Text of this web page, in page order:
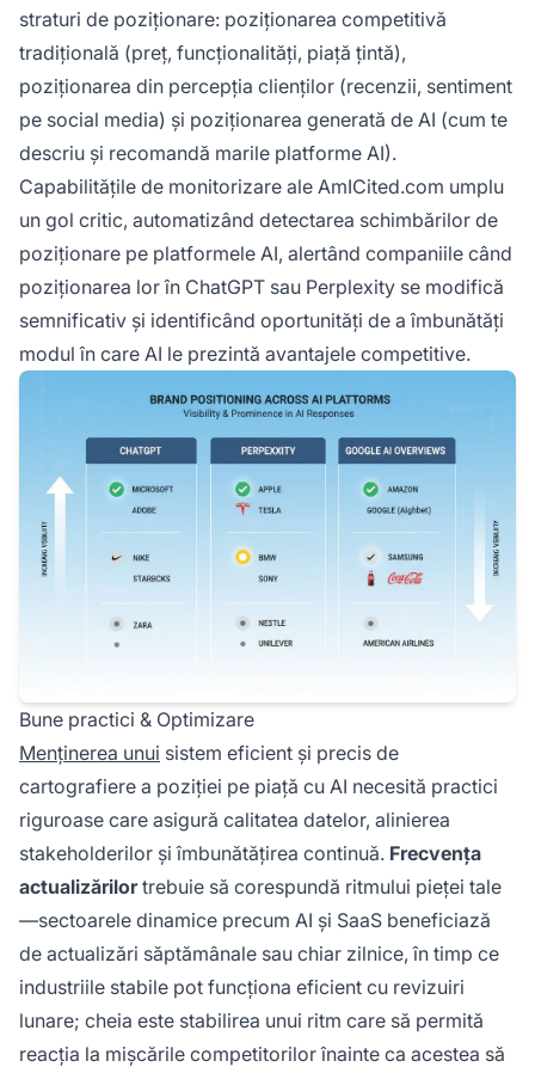
straturi de poziționare: poziționarea competitivă
tradițională (preț, funcționalități, piață țintă),
poziționarea din percepția clienților (recenzii, sentiment
pe social media) și poziționarea generată de AI (cum te
descriu și recomandă marile platforme AI).
Capabilitățile de monitorizare ale AmICited.com umplu
un gol critic, automatizând detectarea schimbărilor de
poziționare pe platformele AI, alertând companiile când
poziționarea lor în ChatGPT sau Perplexity se modifică
semnificativ și identificând oportunități de a îmbunătăți
modul în care AI le prezintă avantajele competitive.
Bune practici & Optimizare
Menținerea unui sistem eficient și precis de
cartografiere a poziției pe piață cu AI necesită practici
riguroase care asigură calitatea datelor, alinierea
stakeholderilor și îmbunătățirea continuă. Frecvența
actualizărilortrebuie să corespundă ritmului pieței tale
—sectoarele dinamice precum AI și SaaS beneficiază
de actualizări săptămânale sau chiar zilnice, în timp ce
industriile stabile pot funcționa eficient cu revizuiri
lunare; cheia este stabilirea unui ritm care să permită
reacția la mișcările competitorilor înainte ca acestea să